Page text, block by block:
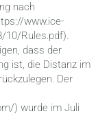
nach
www.ice-
10/Rules.pdf).
dass der
ist, die Distanz im
Der
) wurde im Juli